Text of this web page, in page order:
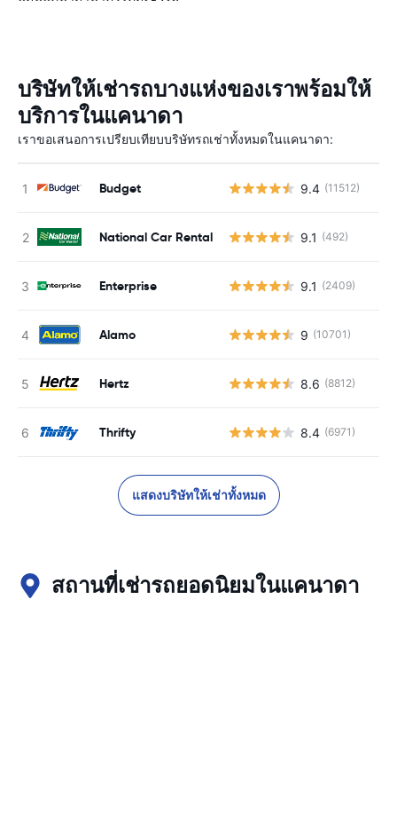
บริษัทให้เช่ารถบางแห่งของเราพร้อมให้
บริการในแคนาดา
เราขอเสนอการเปรียบเทียบบริษัทรถเช่าทั้งหมดในแคนาดา:
Budget 9.4 (11512)
National Car Rental 9.1 (492)
Enterprise 9.1 (2409)
Alamo 9 (10701)
Hertz 8.6 (8812)
Thrifty 8.4 (6971)
แสดงบริษัทให้เช่าทั้งหมด
สถานที่เช่ารถยอดนิยมในแคนาดา